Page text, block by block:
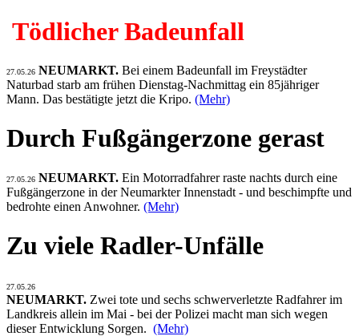
Tödlicher Badeunfall
27.05.26 NEUMARKT. Bei einem Badeunfall im Freystädter
Naturbad starb am frühen Dienstag-Nachmittag ein 85jähriger
Mann. Das bestätigte jetzt die Kripo. (Mehr)
Durch Fußgängerzone gerast
27.05.26 NEUMARKT. Ein Motorradfahrer raste nachts durch eine
Fußgängerzone in der Neumarkter Innenstadt - und beschimpfte und
bedrohte einen Anwohner. (Mehr)
Zu viele Radler-Unfälle
27.05.26
NEUMARKT. Zwei tote und sechs schwerverletzte Radfahrer im
Landkreis allein im Mai - bei der Polizei macht man sich wegen
dieser Entwicklung Sorgen. (Mehr)